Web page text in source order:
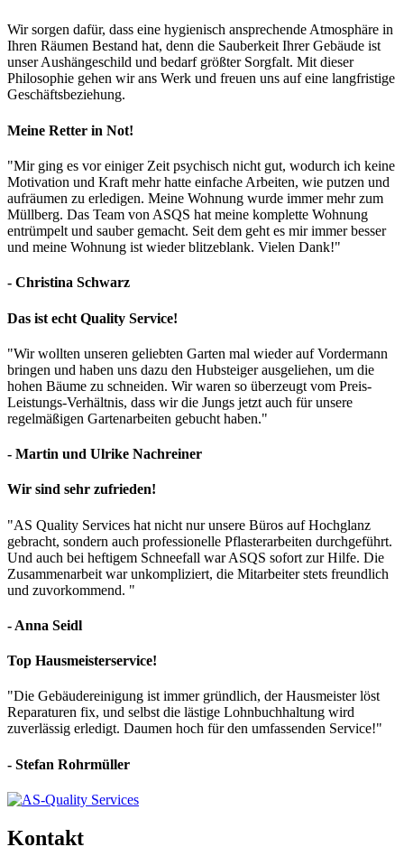
Wir sorgen dafür, dass eine hygienisch ansprechende Atmosphäre in
Ihren Räumen Bestand hat, denn die Sauberkeit Ihrer Gebäude ist
unser Aushängeschild und bedarf größter Sorgfalt. Mit dieser
Philosophie gehen wir ans Werk und freuen uns auf eine langfristige
Geschäftsbeziehung.
Meine Retter in Not!
"Mir ging es vor einiger Zeit psychisch nicht gut, wodurch ich keine
Motivation und Kraft mehr hatte einfache Arbeiten, wie putzen und
aufräumen zu erledigen. Meine Wohnung wurde immer mehr zum
Müllberg. Das Team von ASQS hat meine komplette Wohnung
entrümpelt und sauber gemacht. Seit dem geht es mir immer besser
und meine Wohnung ist wieder blitzeblank. Vielen Dank!"
- Christina Schwarz
Das ist echt Quality Service!
"Wir wollten unseren geliebten Garten mal wieder auf Vordermann
bringen und haben uns dazu den Hubsteiger ausgeliehen, um die
hohen Bäume zu schneiden. Wir waren so überzeugt vom Preis-
Leistungs-Verhältnis, dass wir die Jungs jetzt auch für unsere
regelmäßigen Gartenarbeiten gebucht haben."
- Martin und Ulrike Nachreiner
Wir sind sehr zufrieden!
"AS Quality Services hat nicht nur unsere Büros auf Hochglanz
gebracht, sondern auch professionelle Pflasterarbeiten durchgeführt.
Und auch bei heftigem Schneefall war ASQS sofort zur Hilfe. Die
Zusammenarbeit war unkompliziert, die Mitarbeiter stets freundlich
und zuvorkommend. "
- Anna Seidl
Top Hausmeisterservice!
"Die Gebäudereinigung ist immer gründlich, der Hausmeister löst
Reparaturen fix, und selbst die lästige Lohnbuchhaltung wird
zuverlässig erledigt. Daumen hoch für den umfassenden Service!"
- Stefan Rohrmüller
Kontakt